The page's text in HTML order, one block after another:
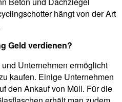
hängt von der Art
Geld verdienen?
Unternehmen ermöglicht
kaufen. Einige Unternehmen
den Ankauf von Müll. Für die